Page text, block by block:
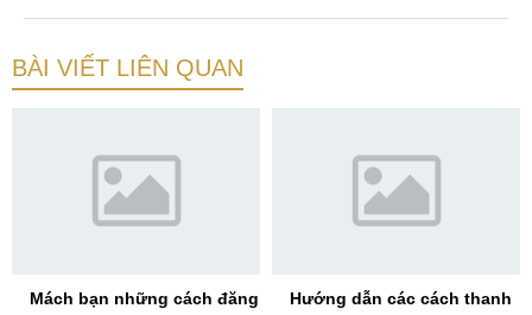
BÀI VIẾT LIÊN QUAN
Mách bạn những cách đăng
Hướng dẫn các cách thanh